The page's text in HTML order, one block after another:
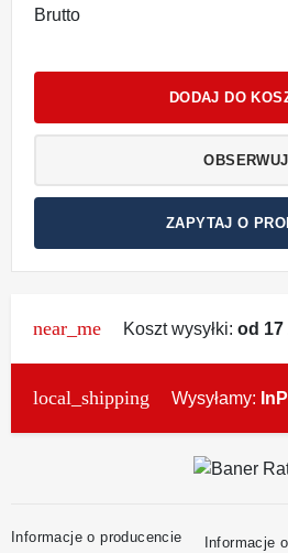
Brutto
DODAJ DO
OBSERWUJ
ZAPYTAJ O
near_me Koszt wysyłki: od 17
local_shipping Wysyłamy:
Informacje o producencie Informacje